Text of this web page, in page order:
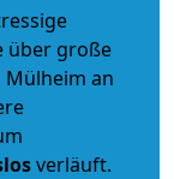
über große
an
verläuft.